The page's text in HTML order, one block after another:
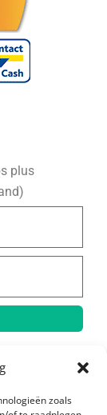
zoals
plus